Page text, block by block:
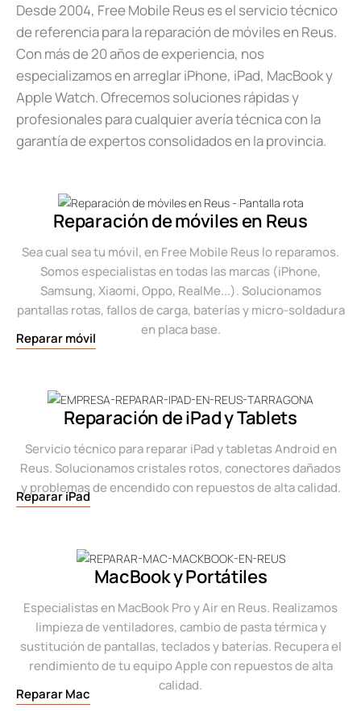
Desde 2004, Free Mobile Reus es el servicio técnico
de referencia para la reparación de móviles en Reus.
Con más de 20 años de experiencia, nos
especializamos en arreglar iPhone, iPad, MacBook y
Apple Watch. Ofrecemos soluciones rápidas y
profesionales para cualquier avería técnica con la
garantía de expertos consolidados en la provincia.
Reparación de móviles en Reus
Sea cual sea tu móvil, en Free Mobile Reus lo reparamos.
Somos especialistas en todas las marcas (iPhone,
Samsung, Xiaomi, Oppo, RealMe...). Solucionamos
pantallas rotas, fallos de carga, baterías y micro-soldadura
en placa base.
Reparar móvil
Reparación de iPad y Tablets
Servicio técnico para reparar iPad y tabletas Android en
Reus. Solucionamos cristales rotos, conectores dañados
y problemas de encendido con repuestos de alta calidad.
Reparar iPad
MacBook y Portátiles
Especialistas en MacBook Pro y Air en Reus. Realizamos
limpieza de ventiladores, cambio de pasta térmica y
sustitución de pantallas, teclados y baterías. Recupera el
rendimiento de tu equipo Apple con repuestos de alta
calidad.
Reparar Mac